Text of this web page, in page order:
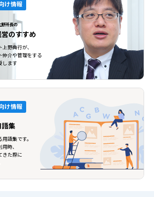
け情報
野所長の
のすすめ
野典行が、
仲介や管理をする
します
け情報
語集
語集です。
時、
きた際に